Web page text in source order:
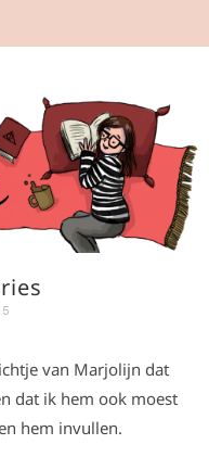
van Marjolijn dat
dat ik hem ook moest
hem invullen.